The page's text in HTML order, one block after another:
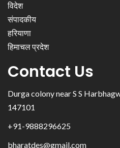
विदेश
संपादकीय
हरियाणा
हिमाचल प्रदेश
Contact Us
Durga colony near S S
147101
+91-9888296625
bharatdes@gmail.com